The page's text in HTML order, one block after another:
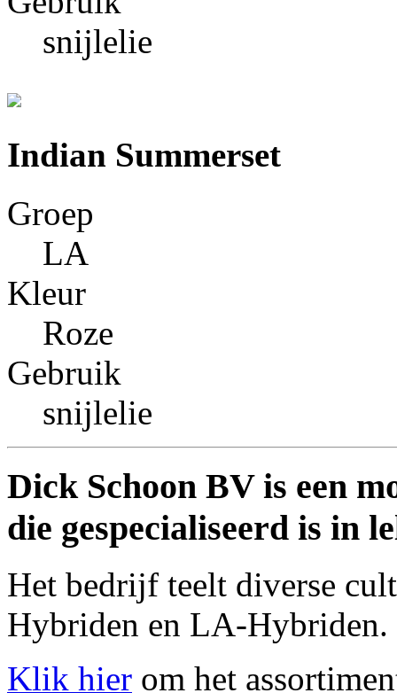
snijlelie
Indian Summerset
Groep
LA
Kleur
Roze
Gebruik
snijlelie
Dick Schoon BV is een
die gespecialiseerd is in
Het bedrijf teelt diverse
Hybriden en LA-Hybriden.
Klik hier om het